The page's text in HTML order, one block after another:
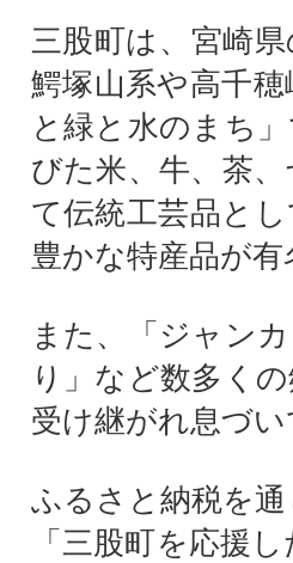
三股町は、宮崎
鰐塚山系や高千
と緑と水のまち
びた米、牛、茶
て伝統工芸品と
豊かな特産品が有
また、「ジャン
り」など数多く
受け継がれ息づい
ふるさと納税を
「三股町を応援